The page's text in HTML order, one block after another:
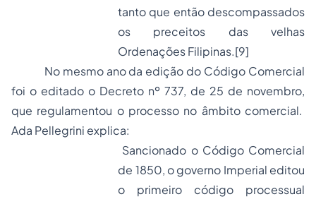
tanto que então descompassados
os preceitos das velhas
Ordenações Filipinas.[9]
No mesmo ano da edição do Código Comercial
foi o editado o Decreto nº 737, de 25 de novembro,
que regulamentou o processo no âmbito comercial.
Ada Pellegrini explica:
Sancionado o Código Comercial
de 1850, o governo Imperial editou
o primeiro código processual